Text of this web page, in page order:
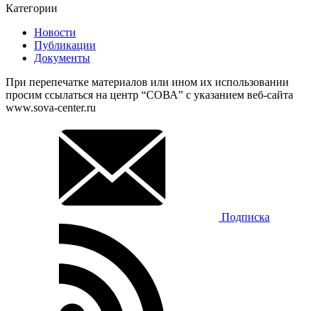
Категории
Новости
Публикации
Документы
При перепечатке материалов или ином их использовании
просим ссылаться на центр “СОВА” с указанием веб-сайта
www.sova-center.ru
Подписка